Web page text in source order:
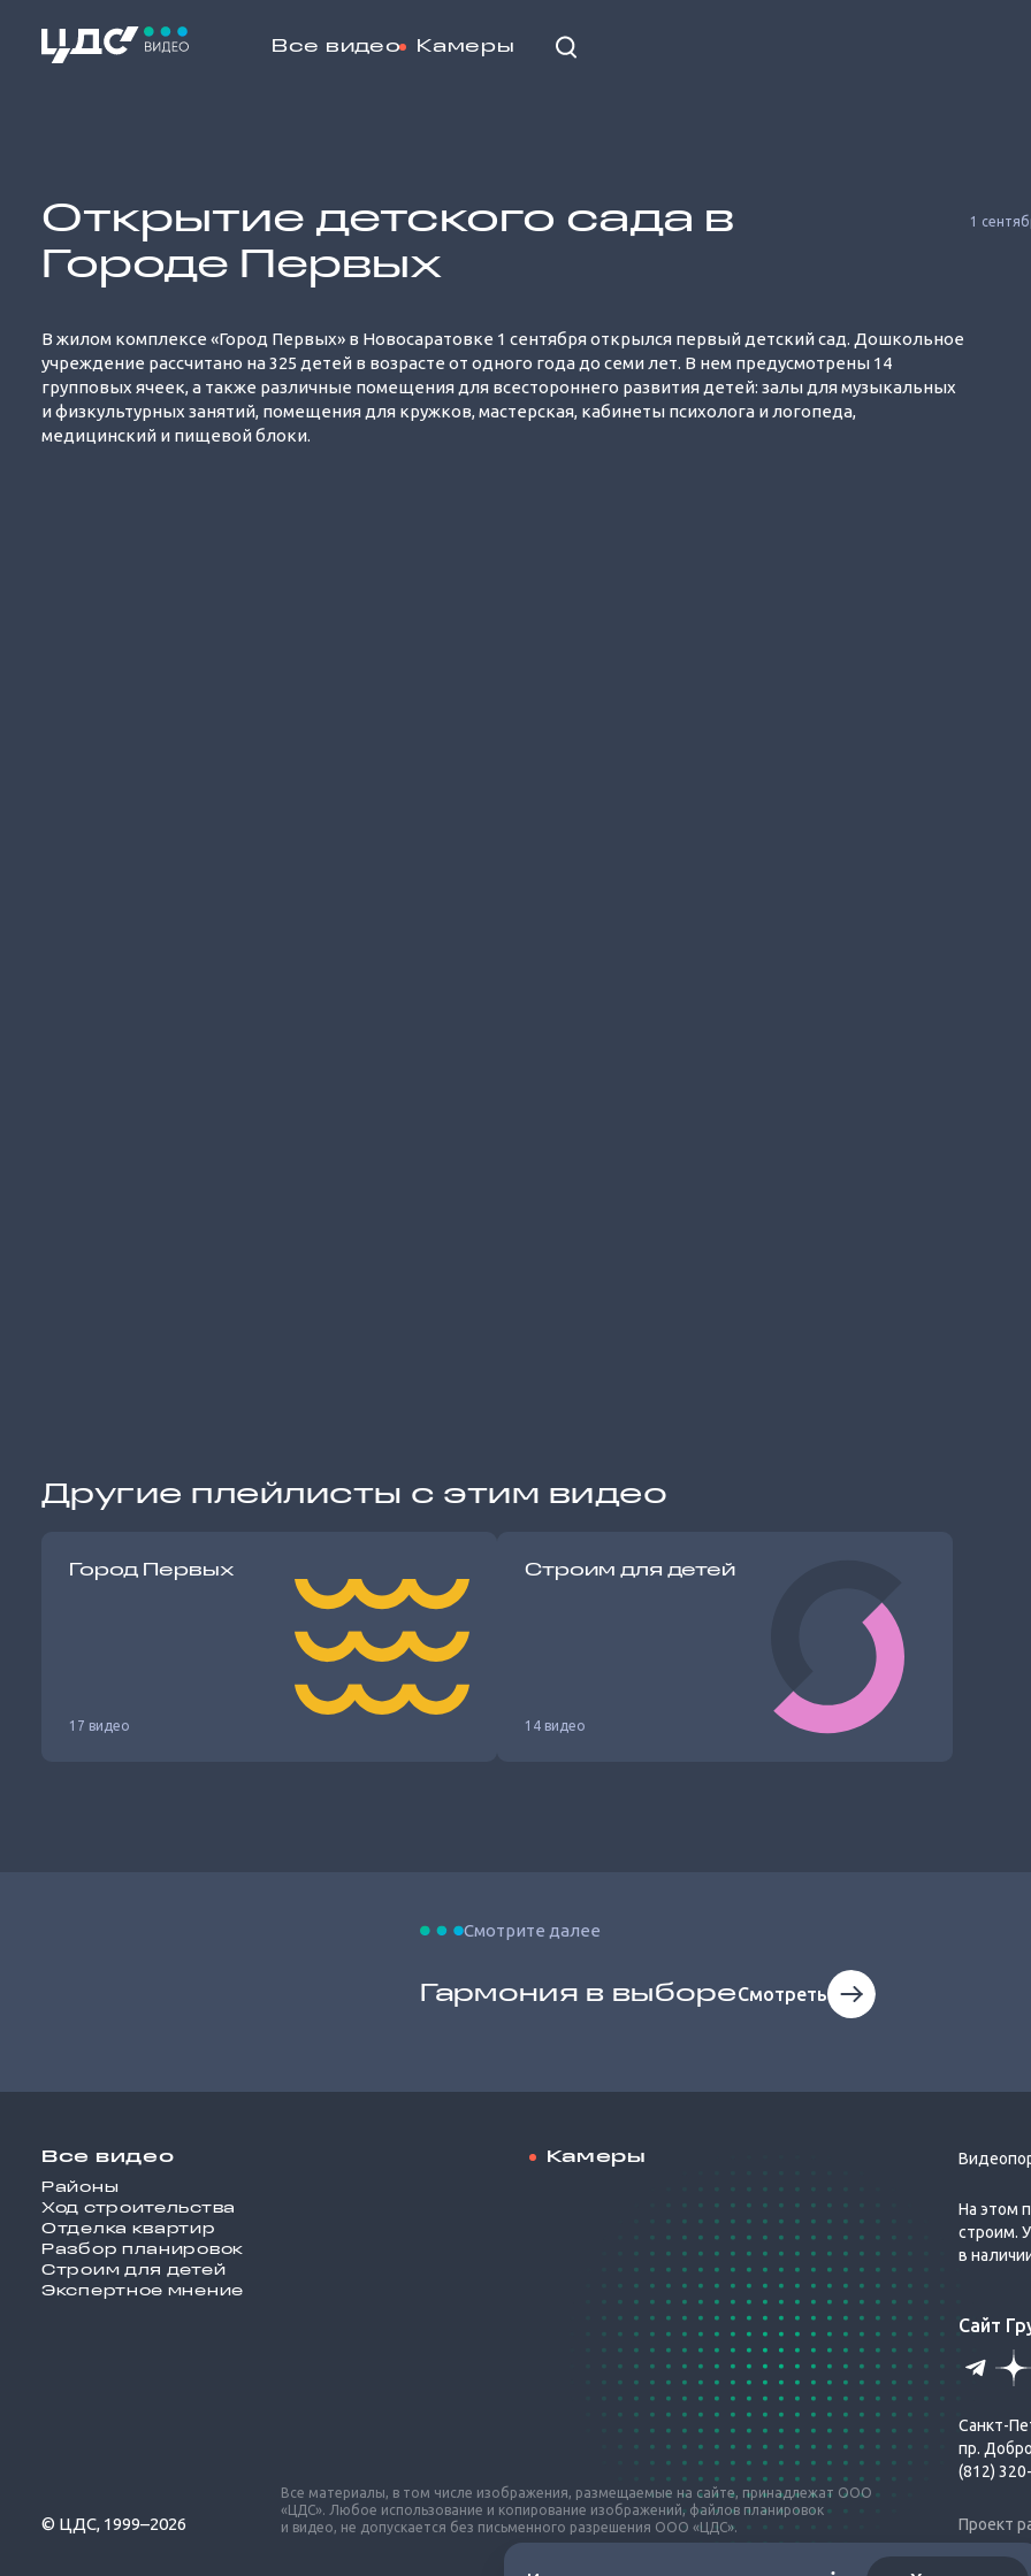
Все видео Камеры
Открытие детского сада в
Городе Первых
1
В жилом комплексе «Город Первых» в Новосаратовке 1 сентября открылся первый детский сад. Дошкольное
учреждение рассчитано на 325 детей в возрасте от одного года до семи лет. В нем предусмотрены 14
групповых ячеек, а также различные помещения для всестороннего развития детей: залы для музыкальных
и физкультурных занятий, помещения для кружков, мастерская, кабинеты психолога и логопеда,
медицинский и пищевой блоки.
Другие плейлисты с этим видео
Город Первых
17 видео
Строим для детей
14 видео
Смотрите далее
Гармония в выбореСмотреть
Все видео
Районы
Ход строительства
Отделка квартир
Разбор планировок
Строим для детей
Экспертное мнение
Камеры
На этом
строим.
в
© ЦДС, 1999–2026
Все материалы, в том числе изображения, размещаемые на сайте, принадлежат ООО
«ЦДС». Любое использование и копирование изображений, файлов планировок
и видео, не допускается без письменного разрешения ООО «ЦДС».
Сайт
Санкт-
пр.
(812)
Проект